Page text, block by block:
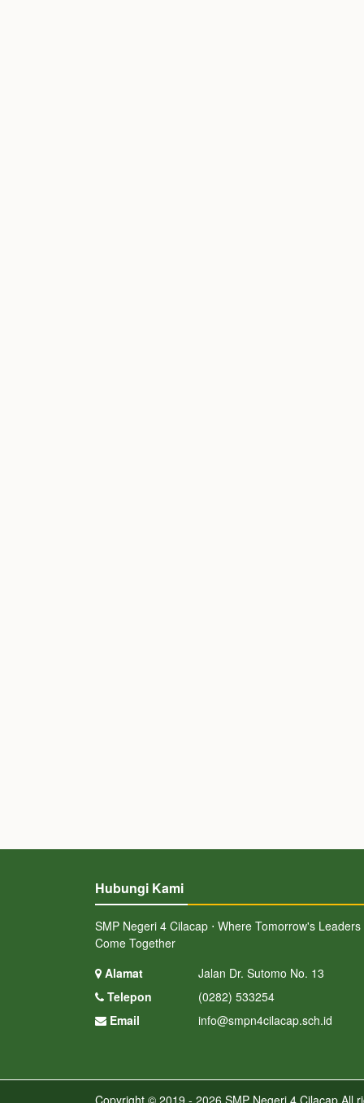
Hubungi Kami
SMP Negeri 4 Cilacap ⋅ Where Tomorrow's Leaders
Come Together
Alamat
Jalan Dr. Sutomo No. 13
Telepon
(0282) 533254
Email
info@smpn4cilacap.sch.id